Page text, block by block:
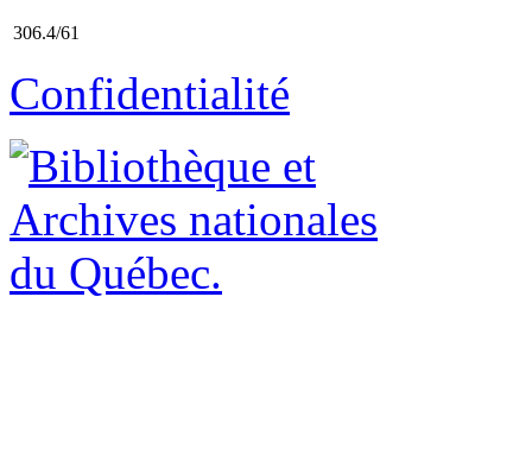
306.4/61
Confidentialité